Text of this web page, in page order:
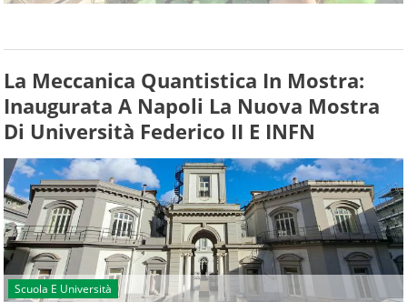
La Meccanica Quantistica In Mostra:
Inaugurata A Napoli La Nuova Mostra
Di Università Federico II E INFN
Scuola E Università